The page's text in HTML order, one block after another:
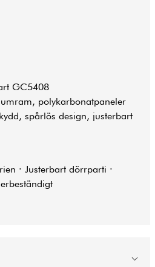
GC5408
polykarbonatpaneler
spårlös design, justerbart
· Justerbart dörrparti ·